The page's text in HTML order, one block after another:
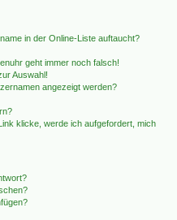
in der Online-Liste auftaucht?
geht immer noch falsch!
Auswahl!
angezeigt werden?
klicke, werde ich aufgefordert, mich